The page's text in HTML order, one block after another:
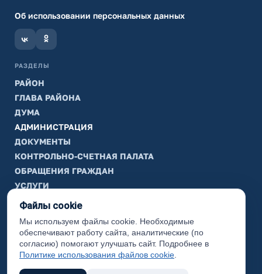
Об использовании персональных данных
РАЗДЕЛЫ
РАЙОН
ГЛАВА РАЙОНА
ДУМА
АДМИНИСТРАЦИЯ
ДОКУМЕНТЫ
КОНТРОЛЬНО-СЧЕТНАЯ ПАЛАТА
ОБРАЩЕНИЯ ГРАЖДАН
УСЛУГИ
ТИК
ИНФОРМАЦИЯ
Законодательная карта
Карта сайта
Файлы cookie
Мы используем файлы cookie. Необходимые
обеспечивают работу сайта, аналитические (по
согласию) помогают улучшать сайт. Подробнее в
Политике использования файлов cookie